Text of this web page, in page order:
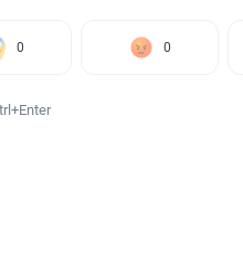
0 0